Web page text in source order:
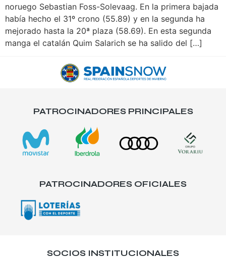
noruego Sebastian Foss-Solevaag. En la primera bajada
había hecho el 31º crono (55.89) y en la segunda ha
mejorado hasta la 20ª plaza (58.69). En esta segunda
manga el catalán Quim Salarich se ha salido del […]
PATROCINADORES PRINCIPALES
PATROCINADORES OFICIALES
SOCIOS INSTITUCIONALES